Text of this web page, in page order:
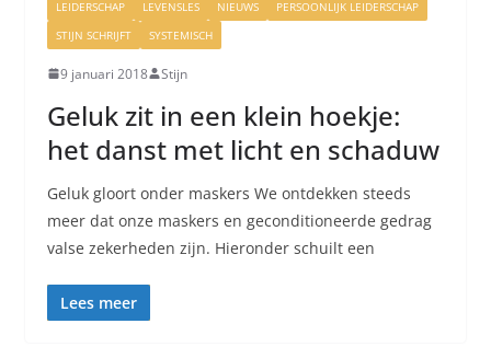
LEIDERSCHAP LEVENSLES NIEUWS
PERSOONLIJK LEIDERSCHAP
STIJN SCHRIJFT
SYSTEMISCH
9 januari 2018 Stijn
Geluk zit in een klein hoekje:
het danst met licht en schaduw
Geluk gloort onder maskers We ontdekken steeds
meer dat onze maskers en geconditioneerde gedrag
valse zekerheden zijn. Hieronder schuilt een
Lees meer